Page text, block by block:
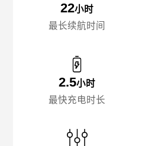
22小时
最长续航时间
2.5小时
最快充电时长